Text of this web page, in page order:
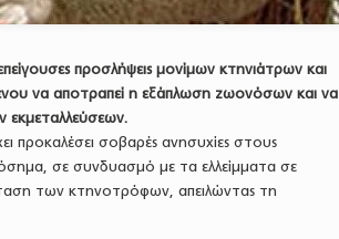
προσλήψεις μονίμων κτηνιάτρων και
να αποτραπεί η εξάπλωση ζωονόσων και να
εκμεταλλεύσεων.
προκαλέσει σοβαρές ανησυχίες στους
σε συνδυασμό με τα ελλείμματα σε
των κτηνοτρόφων, απειλώντας τη